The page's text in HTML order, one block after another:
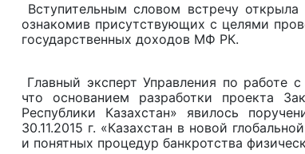
Вступительным словом встречу
ознакомив присутствующих с целями
государственных доходов МФ РК.
Главный эксперт Управления по работе
что основанием разработки проекта
Республики Казахстан» явилось
30.11.2015 г. «Казахстан в новой
и понятных процедур банкротства